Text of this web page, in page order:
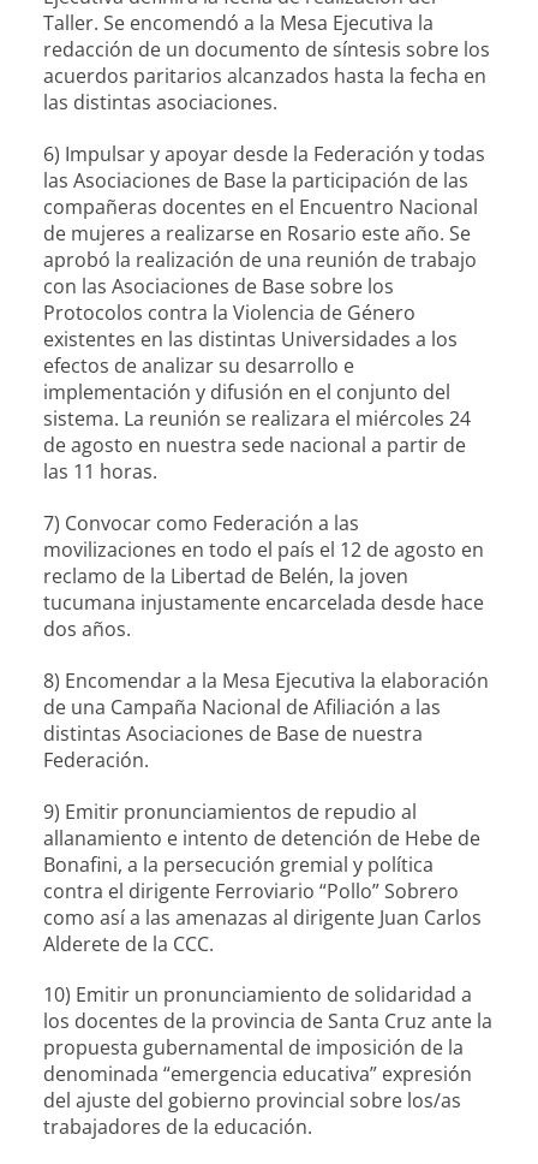
Taller. Se encomendó a la Mesa Ejecutiva la
redacción de un documento de síntesis sobre los
acuerdos paritarios alcanzados hasta la fecha en
las distintas asociaciones.
6) Impulsar y apoyar desde la Federación y todas
las Asociaciones de Base la participación de las
compañeras docentes en el Encuentro Nacional
de mujeres a realizarse en Rosario este año. Se
aprobó la realización de una reunión de trabajo
con las Asociaciones de Base sobre los
Protocolos contra la Violencia de Género
existentes en las distintas Universidades a los
efectos de analizar su desarrollo e
implementación y difusión en el conjunto del
sistema. La reunión se realizara el miércoles 24
de agosto en nuestra sede nacional a partir de
las 11 horas.
7) Convocar como Federación a las
movilizaciones en todo el país el 12 de agosto en
reclamo de la Libertad de Belén, la joven
tucumana injustamente encarcelada desde hace
dos años.
8) Encomendar a la Mesa Ejecutiva la elaboración
de una Campaña Nacional de Afiliación a las
distintas Asociaciones de Base de nuestra
Federación.
9) Emitir pronunciamientos de repudio al
allanamiento e intento de detención de Hebe de
Bonafini, a la persecución gremial y política
contra el dirigente Ferroviario “Pollo” Sobrero
como así a las amenazas al dirigente Juan Carlos
Alderete de la CCC.
10) Emitir un pronunciamiento de solidaridad a
los docentes de la provincia de Santa Cruz ante la
propuesta gubernamental de imposición de la
denominada “emergencia educativa” expresión
del ajuste del gobierno provincial sobre los/as
trabajadores de la educación.